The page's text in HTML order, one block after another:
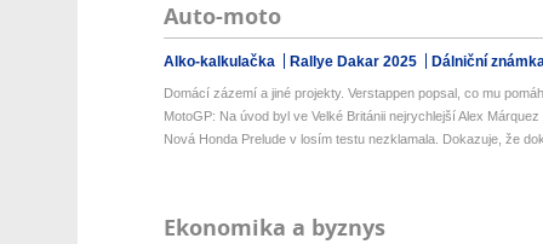
Auto-moto
Alko-kalkulačka Rallye Dakar 2025 Dálniční
Domácí zázemí a jiné projekty. Verstappen popsal, co mu
MotoGP: Na úvod byl ve Velké Británii nejrychlejší Alex Márquez
Nová Honda Prelude v losím testu nezklamala. Dokazuje, že
Ekonomika a byznys